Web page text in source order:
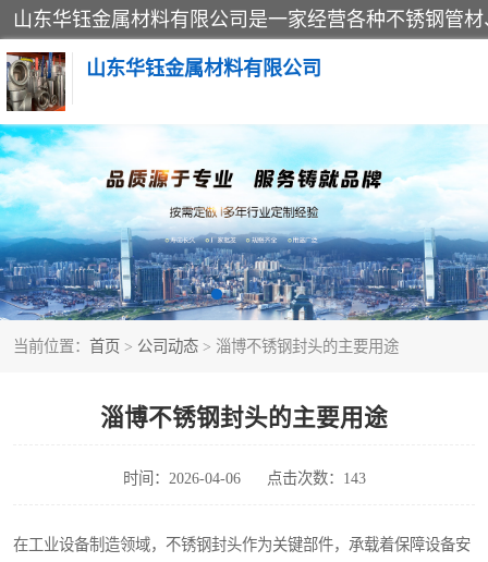
山东华钰金属材料有限公司
当前位置： 首页 > 公司动态 > 淄博不锈钢封头的主要用途
淄博不锈钢封头的主要用途
时间：2026-04-06 点击次数：143
在工业设备制造领域，不锈钢封头作为关键部件，承载着保障设备安
不锈钢管
管件标准件
不锈钢人孔
不锈钢角钢
不锈钢板